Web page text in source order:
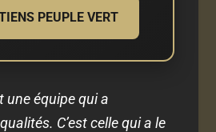
PEUPLE VERT
une équipe qui a
C’est celle qui a le